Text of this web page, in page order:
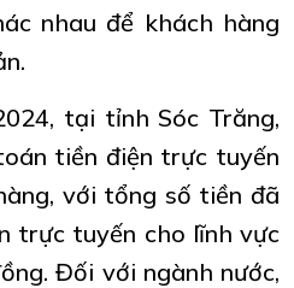
nhau để khách hàng
tại tỉnh Sóc Trăng,
tiền điện trực tuyến
với tổng số tiền đã
trực tuyến cho lĩnh vực
Đối với ngành nước,